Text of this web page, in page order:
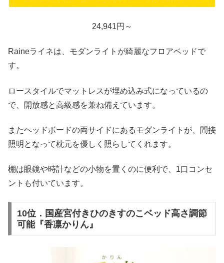
24,941円～
Raineライネは、モダンライトが綺麗なフロアベッドで
す。
ロースタイルでマットレスが埋め込み式になっているの
で、開放感と高級感を兼ね備えています。
またヘッドボードの両サイドにあるモダンライトが、間接
照明となって枕元を優しく照らしてくれます。
棚は眼鏡や時計などの小物を置くのに便利で、1口コンセ
ントも付いています。
10位．国産宮付きひのきすのこベッド高さ調節
可能『香凛かりん』